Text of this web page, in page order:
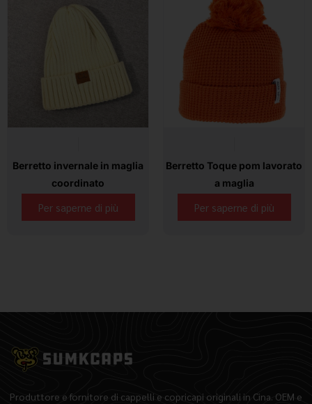
Berretto invernale in maglia
coordinato
Per saperne di più
Berretto Toque pom lavorato
a maglia
Per saperne di più
Produttore e fornitore di cappelli e copricapi originali in Cina. OEM e